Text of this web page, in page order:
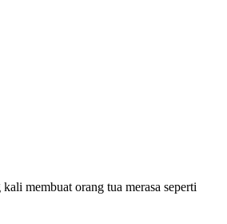
kali membuat orang tua merasa seperti